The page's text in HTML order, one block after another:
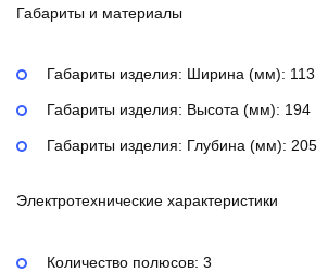
Габариты и материалы
Габариты изделия: Ширина (мм): 113
Габариты изделия: Высота (мм): 194
Габариты изделия: Глубина (мм): 205
Электротехнические характеристики
Количество полюсов: 3